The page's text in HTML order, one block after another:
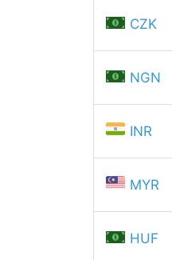
CZK
NGN
INR
MYR
HUF